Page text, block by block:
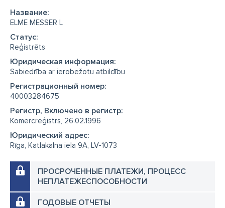
Название:
ELME MESSER L
Cтатус:
Reģistrēts
Юридическая информация:
Sabiedrība ar ierobežotu atbildību
Регистрационный номер:
40003284675
Регистр, Включено в регистр:
Komercreģistrs, 26.02.1996
Юридический адрес:
Rīga, Katlakalna iela 9A, LV-1073
ПРОСРОЧЕННЫЕ ПЛАТЕЖИ, ПРОЦЕСС
НЕПЛАТЕЖЕСПОСОБНОСТИ
ГОДОВЫЕ ОТЧЕТЫ